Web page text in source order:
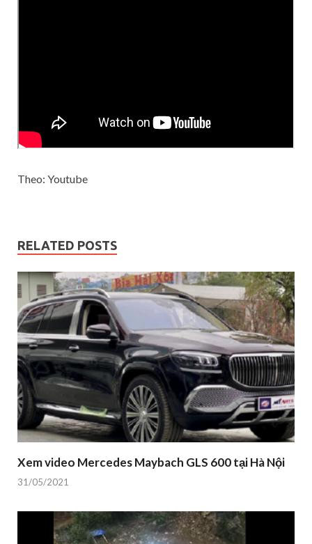
Theo: Youtube
RELATED POSTS
Xem video Mercedes Maybach GLS 600 tại Hà Nội
31/05/2021